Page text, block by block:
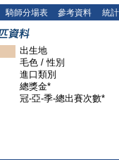
騎師分場表 參考資料 統
出生地
毛色 / 性別
進口類別
總獎金*
冠-亞-季-總出賽次數*